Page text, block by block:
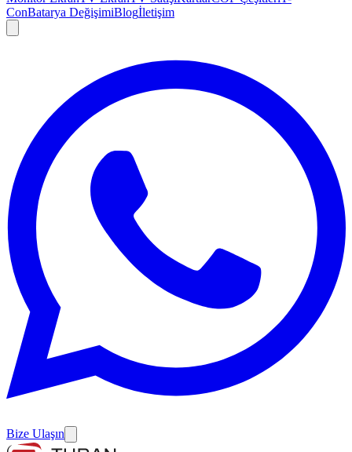
ConBatarya DeğişimiBlogİletişim
Bize Ulaşın